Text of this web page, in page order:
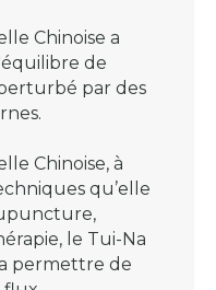
Chinoise a
de
par des
Chinoise, à
qu’elle
le Tui-Na
permettre de